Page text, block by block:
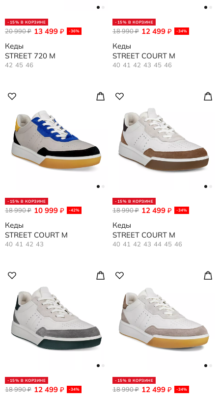
-15% В КОРЗИНЕ
13 499 ₽ -36%
20 990₽
Кеды
STREET 720 M
42 45 46
-15% В КОРЗИНЕ
12 499 ₽ -34%
18 990₽
Кеды
STREET COURT M
40 41 42 43 45 46
-15% В КОРЗИНЕ
10 999 ₽ -42%
18 990₽
Кеды
STREET COURT M
40 41 42 43
-15% В КОРЗИНЕ
12 499 ₽ -34%
18 990₽
Кеды
STREET COURT M
40 41 42 43 44 45 46
-15% В КОРЗИНЕ
12 499 ₽ -34%
18 990₽
-15% В КОРЗИНЕ
12 499 ₽ -34%
18 990₽